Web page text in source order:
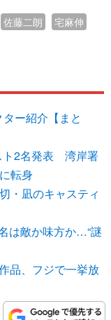
佐藤二朗
宅麻伸
ー紹介【まと
ト2名発表 湾岸署
転身
・凪のキャスティ
は敵か味方か…“謎
品、フジで一挙放